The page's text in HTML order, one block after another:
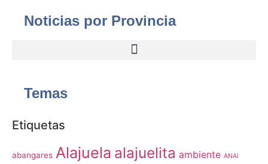
Noticias por Provincia
Temas
Etiquetas
abangares Alajuela alajuelita ambiente ANAI